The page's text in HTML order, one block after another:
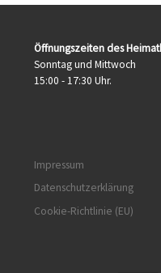
Öffnungszeiten des
Sonntag und Mittwoch
15:00 - 17:30 Uhr.
Impressum
Datenschutzerklärung
Cookie-Richtlinie (EU)